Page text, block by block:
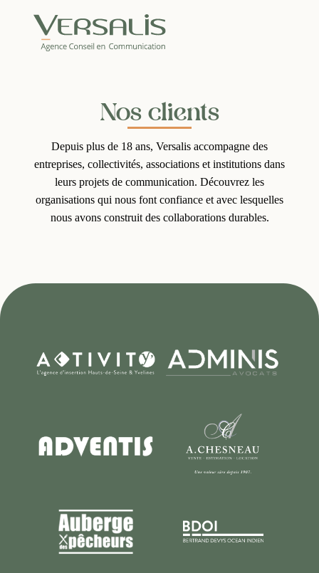
Nos clients
Depuis plus de 18 ans, Versalis accompagne des
entreprises, collectivités, associations et institutions dans
leurs projets de communication. Découvrez les
organisations qui nous font confiance et avec lesquelles
nous avons construit des collaborations durables.